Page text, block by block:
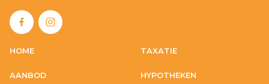
HOME
AANBOD
TAXATIE
HYPOTHEKEN